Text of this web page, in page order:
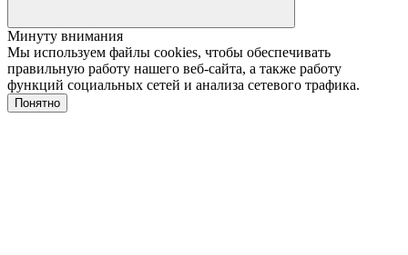
Минуту внимания
Мы используем файлы cookies, чтобы обеспечивать
правильную работу нашего веб-сайта, а также работу
функций социальных сетей и анализа сетевого трафика.
Понятно